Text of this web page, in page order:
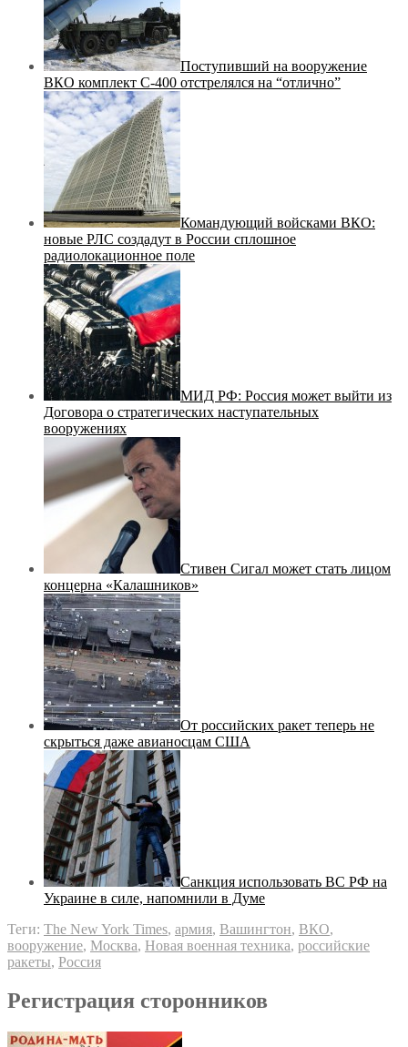
Поступивший на вооружение
ВКО комплект С-400 отстрелялся на “отлично”
Командующий войсками ВКО:
новые РЛС создадут в России сплошное
радиолокационное поле
МИД РФ: Россия может выйти из
Договора о стратегических наступательных
вооружениях
Стивен Сигал может стать лицом
концерна «Калашников»
От российских ракет теперь не
скрыться даже авианосцам США
Санкция использовать ВС РФ на
Украине в силе, напомнили в Думе
Теги: The New York Times, армия, Вашингтон, ВКО,
вооружение, Москва, Новая военная техника, российские
ракеты, Россия
Регистрация сторонников